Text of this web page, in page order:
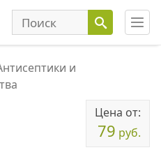
и
Цена от:
79 руб.